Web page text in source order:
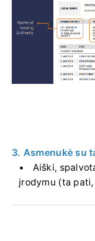
3. Asmenukė su
Aiški,
įrodymu (ta